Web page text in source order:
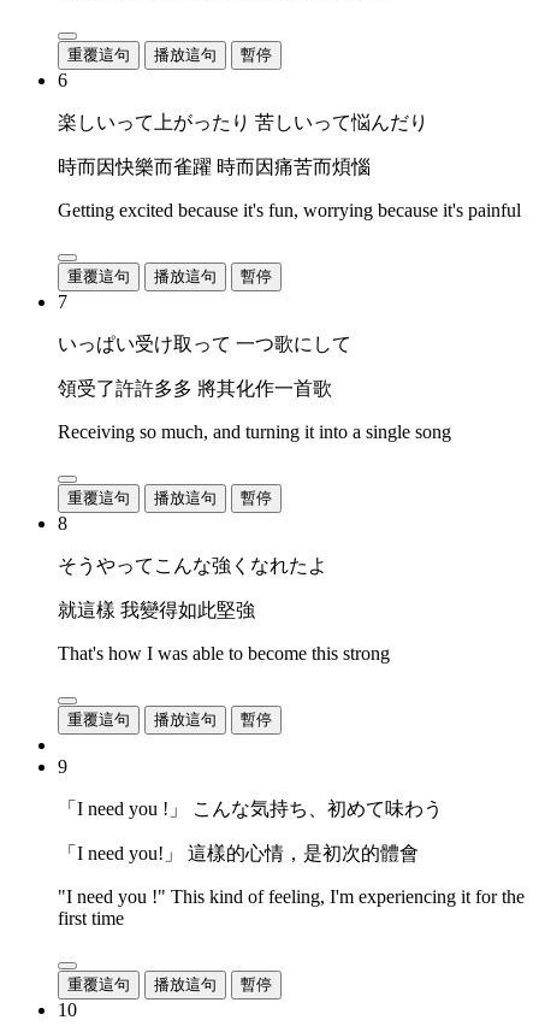
重覆這句 播放這句 暫停
6
楽しいって上がったり 苦しいって悩んだり
時而因快樂而雀躍 時而因痛苦而煩惱
Getting excited because it's fun, worrying because it's painful
重覆這句 播放這句 暫停
7
いっぱい受け取って 一つ歌にして
領受了許許多多 將其化作一首歌
Receiving so much, and turning it into a single song
重覆這句 播放這句 暫停
8
そうやってこんな強くなれたよ
就這樣 我變得如此堅強
That's how I was able to become this strong
重覆這句 播放這句 暫停
9
「I need you !」 こんな気持ち、初めて味わう
「I need you!」 這樣的心情，是初次的體會
"I need you !" This kind of feeling, I'm experiencing it for the
first time
重覆這句 播放這句 暫停
10